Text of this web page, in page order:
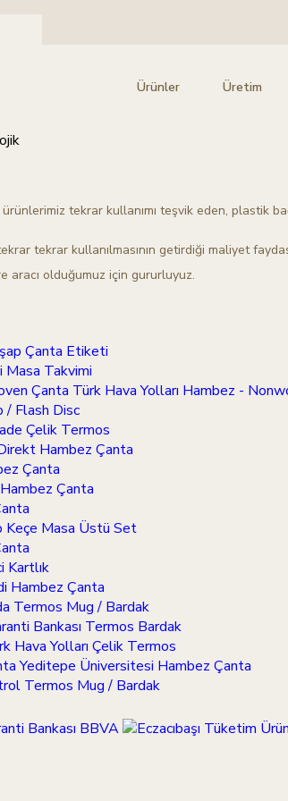
Ürünler Üretim
tekrar kullanımı teşvik eden, plastik
tekrar kullanılmasının getirdiği maliyet
aracı olduğumuz için gururluyuz.
Çanta Etiketi
Takvimi
Türk Hava Yolları Hambez -
/ Flash Disc
Çelik Termos
Hambez Çanta
Çanta
Çanta
Keçe Masa Üstü Set
Kartlık
Hambez Çanta
Termos Mug / Bardak
Bankası Termos Bardak
Hava Yolları Çelik Termos
Yeditepe Üniversitesi Hambez Çanta
Termos Mug / Bardak